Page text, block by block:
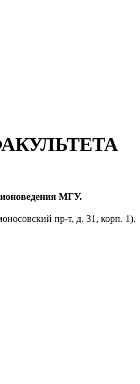
МГУ.
пр-т, д. 31, корп. 1).